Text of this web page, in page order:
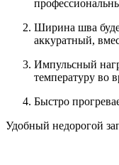
Ширина шва
аккуратный,
Импульсный
температуру во
Быстро
Удобный недорогой